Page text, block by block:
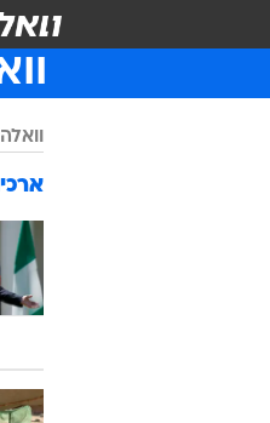
וואלה